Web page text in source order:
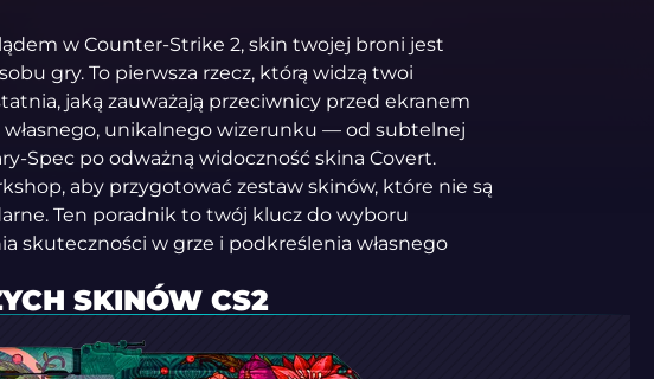
w Counter-Strike 2, skin twojej broni jest
gry. To pierwsza rzecz, którą widzą twoi
jaką zauważają przeciwnicy przed ekranem
własnego, unikalnego wizerunku — od subtelnej
Spec po odważną widoczność skina Covert.
aby przygotować zestaw skinów, które nie są
Ten poradnik to twój klucz do wyboru
skuteczności w grze i podkreślenia własnego
SKINÓW CS2